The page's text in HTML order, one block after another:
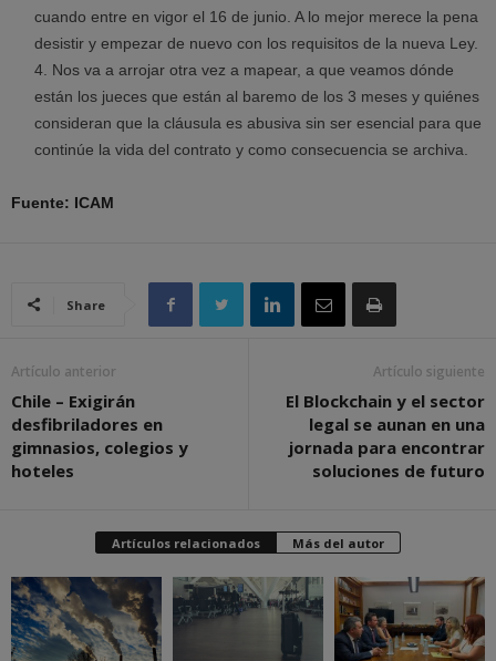
cuando entre en vigor el 16 de junio. A lo mejor merece la pena
desistir y empezar de nuevo con los requisitos de la nueva Ley.
Nos va a arrojar otra vez a mapear, a que veamos dónde
están los jueces que están al baremo de los 3 meses y quiénes
consideran que la cláusula es abusiva sin ser esencial para que
continúe la vida del contrato y como consecuencia se archiva.
Fuente: ICAM
Share
Artículo anterior
Chile – Exigirán
desfibriladores en
gimnasios, colegios y
hoteles
Artículo siguiente
El Blockchain y el sector
legal se aunan en una
jornada para encontrar
soluciones de futuro
Artículos relacionados Más del autor